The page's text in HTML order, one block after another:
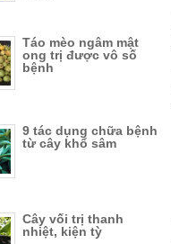
Táo mèo ngâm mật
ong trị được vô số
bệnh
9 tác dụng chữa bệnh
từ cây khổ sâm
Cây vối trị thanh
nhiệt, kiện tỳ